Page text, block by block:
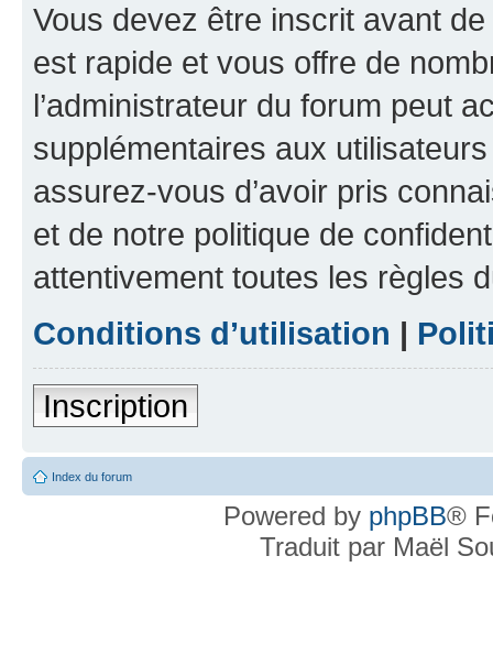
Vous devez être inscrit avant
est rapide et vous offre de
l’administrateur du forum peut
supplémentaires aux
assurez-vous d’avoir pris
et de notre politique de
attentivement toutes les règles
Conditions d’utilisation |
Inscription
Index du forum
Powered by phpBB®
Traduit par Maël